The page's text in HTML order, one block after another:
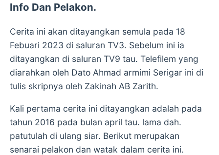
Info Dan Pelakon.
Cerita ini akan ditayangkan semula pada 18
Febuari 2023 di saluran TV3. Sebelum ini ia
ditayangkan di saluran TV9 tau. Telefilem yang
diarahkan oleh Dato Ahmad armimi Serigar ini di
tulis skripnya oleh Zakinah AB Zarith.
Kali pertama cerita ini ditayangkan adalah pada
tahun 2016 pada bulan april tau. lama dah.
patutulah di ulang siar. Berikut merupakan
senarai pelakon dan watak dalam cerita ini.